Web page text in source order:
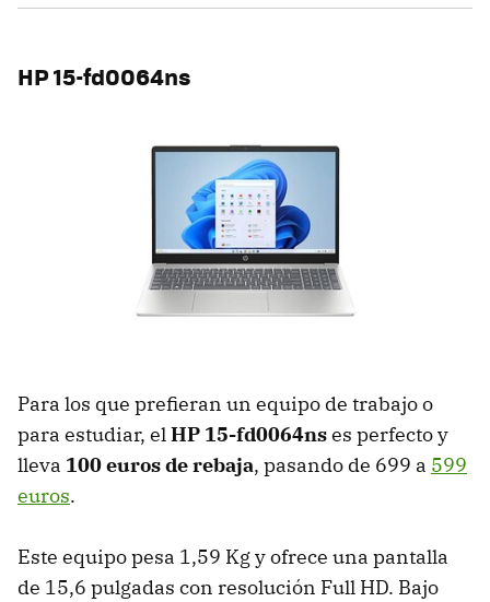
HP 15-fd0064ns
Para los que prefieran un equipo de trabajo o
para estudiar, elHP 15-fd0064nses perfecto y
lleva 100 euros de rebaja, pasando de 699 a 599
euros.
Este equipo pesa 1,59 Kg y ofrece una pantalla
de 15,6 pulgadas con resolución Full HD. Bajo